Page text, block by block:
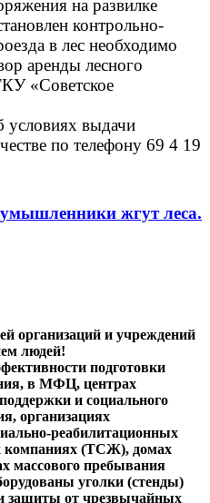
на развилке
контрольно-
в лес необходимо
аренды лесного
«Советское
выдачи
по телефону 69 4 19
жгут леса.
организаций и учреждений
людей!
подготовки
в МФЦ, центрах
и социального
организациях
реабилитационных
компаниях (ТСЖ), домах
массового пребывания
уголки (стенды)
защиты от чрезвычайных